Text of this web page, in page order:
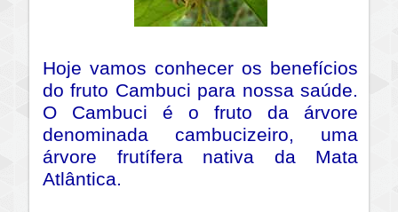
Hoje vamos conhecer os benefícios
do fruto Cambuci para nossa saúde.
O Cambuci é o fruto da árvore
denominada cambucizeiro, uma
árvore frutífera nativa da Mata
Atlântica.